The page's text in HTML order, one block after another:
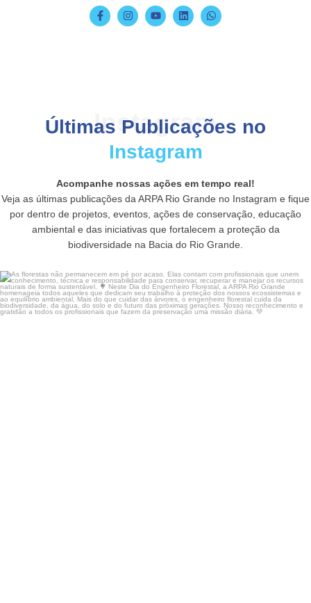
Instagram
Últimas Publicações no
Instagram
Acompanhe nossas ações em tempo real!
Veja as últimas publicações da ARPA Rio Grande no Instagram e fique
por dentro de projetos, eventos, ações de conservação, educação
ambiental e das iniciativas que fortalecem a proteção da
biodiversidade na Bacia do Rio Grande.
As florestas não permanecem em pé por acaso. Elas...
17 0